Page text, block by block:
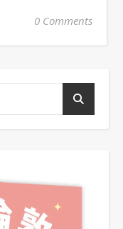
0 Comments